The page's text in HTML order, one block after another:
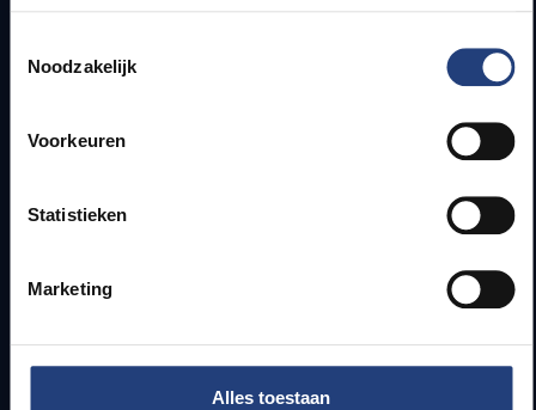
Noodzakelijk
Voorkeuren
Statistieken
Marketing
Alles toestaan
Webmail
Lesroosters
Campusfaciliteiten
Info voor